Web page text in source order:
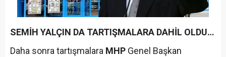
SEMİH YALÇIN DA TARTIŞMALARA DAHİL OLDU…
Daha sonra tartışmalara MHP Genel Başkan